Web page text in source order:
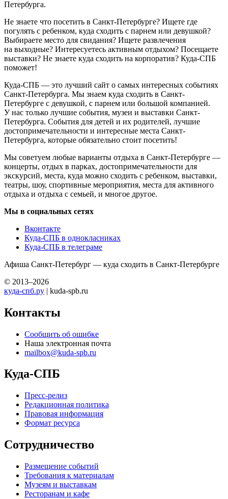
Петербурга.
Не знаете что посетить в Санкт-Петербурге? Ищете где
погулять с ребенком, куда сходить с парнем или девушкой?
Выбираете место для свидания? Ищете развлечения
на выходные? Интересуетесь активным отдыхом? Посещаете
выставки? Не знаете куда сходить на корпоратив? Куда-СПБ
поможет!
Куда-СПБ — это лучший сайт о самых интересных событиях
Санкт-Петербурга. Мы знаем куда сходить в Санкт-
Петербурге с девушкой, с парнем или большой компанией.
У нас только лучшие события, музеи и выставки Санкт-
Петербурга. События для детей и их родителей, лучшие
достопримечательности и интересные места Санкт-
Петербурга, которые обязательно стоит посетить!
Мы советуем любые варианты отдыха в Санкт-Петербурге —
концерты, отдых в парках, достопримечательности для
экскурсий, места, куда можно сходить с ребенком, выставки,
театры, шоу, спортивные мероприятия, места для активного
отдыха и отдыха с семьей, и многое другое.
Мы в социальных сетях
Вконтакте
Куда-СПБ в однокласниках
Куда-СПБ в телеграме
Афиша Санкт-Петербург — куда сходить в Санкт-Петербурге
© 2013–2026
куда-спб.ру | kuda-spb.ru
Контакты
Сообщить об ошибке
Наша электронная почта
mailbox@kuda-spb.ru
Куда-СПБ
Пресс-релиз
Редакционная политика
Правовая информация
Формат ресурса
Сотрудничество
Размещение событий
Требования к материалам
Музеям и выставкам
Ресторанам и кафе